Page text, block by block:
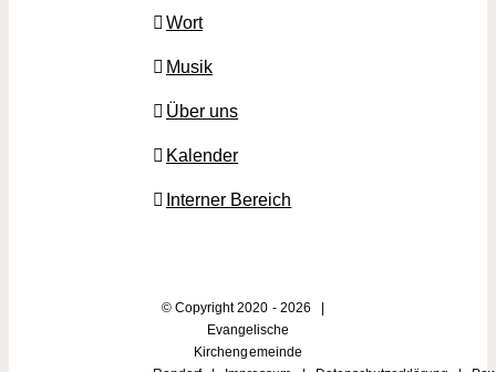
Wort
Musik
Über uns
Kalender
Interner Bereich
© Copyright 2020 - 2026 |
Evangelische
Kirchengemeinde